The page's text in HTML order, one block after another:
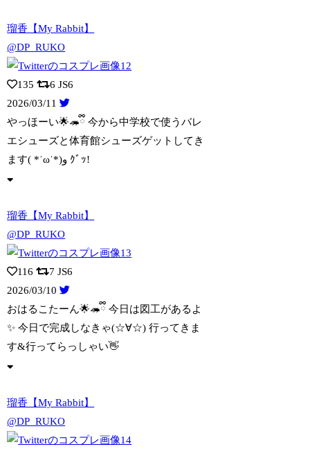
瑠香【My Rabbit】
@DP_RUKO
135 6 JS6
2026/03/11
やっほーい🌟🦔ྀི 今から中学校で使うバレ
エシューズと体育館シューズゲットしてき
ます( *˙ω˙*)و ｸﾞｯ!
瑠香【My Rabbit】
@DP_RUKO
116 7 JS6
2026/03/10
おはるこたーん🌟🦔ྀི 今日は図工があるよ
✨️ 今日で完成しなきゃ(☆∀☆) 行ってきま
す&行ってらっしゃい👋
瑠香【My Rabbit】
@DP_RUKO